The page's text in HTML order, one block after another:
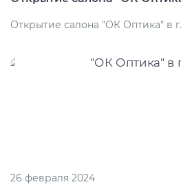
Открытие салона "ОК Оптика" в
26 февраля 2024